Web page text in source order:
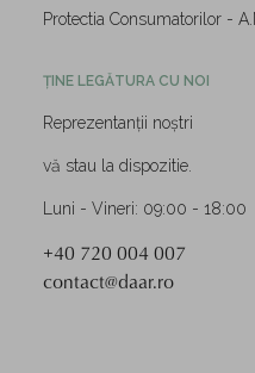
Protectia Consumatorilor -
ȚINE LEGĂTURA CU NOI
Reprezentanții noștri
vă stau la dispozitie.
Luni - Vineri: 09:00 - 18:00
+40 720 004 007
contact@daar.ro